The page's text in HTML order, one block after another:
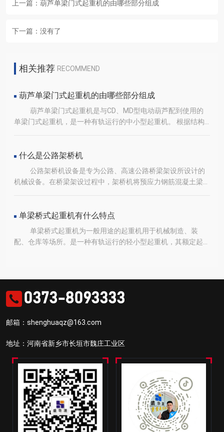
上一篇： 葫芦单梁门式起重机的由哪些部分组成
下一篇： 没有了
相关推荐 RECOMMEND
葫芦单梁门式起重机的由哪些部分组成
葫芦单梁门式起重机是与CD、MD型电动葫芦配到使用的
单梁门式起重机，是一种有轨运行的中小型起重机。 根据结构
于工厂、铁路货场、港口码头、水电站等地。根据操作方时的不
同，可分为室内操纵和地面操控两种形式。其适用起重量为3-
32吨，适用跨度为12-50米，工作环境温度为-20℃至+40℃之
间。
什么是公路架桥机
公路架桥机设备是专为公路、高速公路桥梁架设所设计的
机械设备。在桥梁架设过程中，架桥机将预应力钢筋混凝土梁片
主要由主梁，前中后支腿，辅助托架，上横梁，起重天车，横移
轨道，液压机电气系统等组成。公路架桥机与一般意义的起重机
有很大的不同，安全稳定性较高。
单梁桥式起重机有什么特点
单梁桥式起重机为一般用途的起重机用于机械制造、装
配、仓库等场所。是一种有轨运行的轻小型起重机，其额定起重
0373-8093333
邮箱：shenghuaqz@163.com
地址：河南省新乡市长垣市魏庄工业区